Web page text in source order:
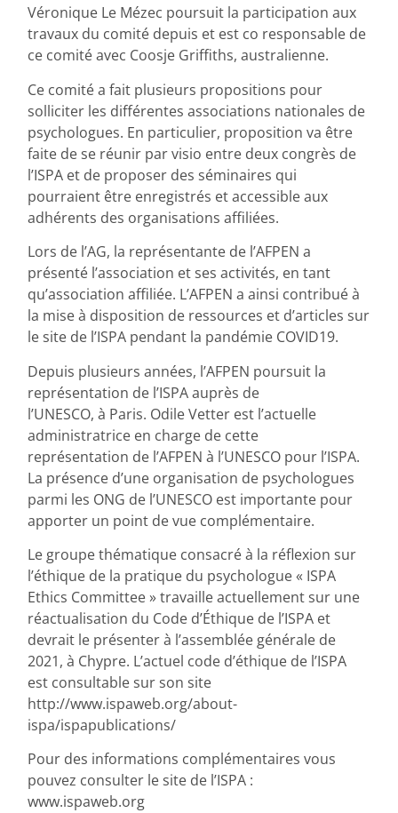
Véronique Le Mézec poursuit la participation aux
travaux du comité depuis et est co responsable de
ce comité avec Coosje Griffiths, australienne.
Ce comité a fait plusieurs propositions pour
solliciter les différentes associations nationales de
psychologues. En particulier, proposition va être
faite de se réunir par visio entre deux congrès de
l’ISPA et de proposer des séminaires qui
pourraient être enregistrés et accessible aux
adhérents des organisations affiliées.
Lors de l’AG, la représentante de l’AFPEN a
présenté l’association et ses activités, en tant
qu’association affiliée. L’AFPEN a ainsi contribué à
la mise à disposition de ressources et d’articles sur
le site de l’ISPA pendant la pandémie COVID19.
Depuis plusieurs années, l’AFPEN poursuit la
représentation de l’ISPA auprès de
l’UNESCO, à Paris. Odile Vetter est l’actuelle
administratrice en charge de cette
représentation de l’AFPEN à l’UNESCO pour l’ISPA.
La présence d’une organisation de psychologues
parmi les ONG de l’UNESCO est importante pour
apporter un point de vue complémentaire.
Le groupe thématique consacré à la réflexion sur
l’éthique de la pratique du psychologue « ISPA
Ethics Committee » travaille actuellement sur une
réactualisation du Code d’Éthique de l’ISPA et
devrait le présenter à l’assemblée générale de
2021, à Chypre. L’actuel code d’éthique de l’ISPA
est consultable sur son site
http://www.ispaweb.org/about-
ispa/ispapublications/
Pour des informations complémentaires vous
pouvez consulter le site de l’ISPA :
www.ispaweb.org